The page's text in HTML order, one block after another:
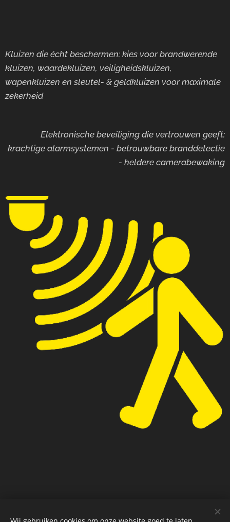
Kluizen die écht beschermen: kies voor brandwerende
kluizen, waardekluizen, veiligheidskluizen,
wapenkluizen en sleutel- & geldkluizen voor maximale
zekerheid
Elektronische beveiliging die vertrouwen geeft:
krachtige alarmsystemen - betrouwbare branddetectie
- heldere camerabewaking